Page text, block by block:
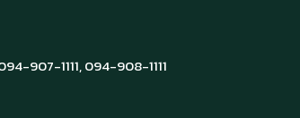
907-1111,094-908-1111